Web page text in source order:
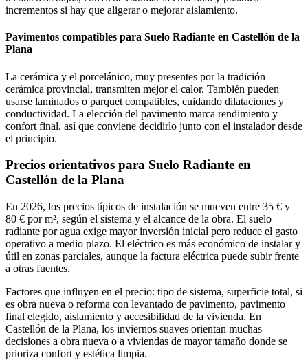
incrementos si hay que aligerar o mejorar aislamiento.
Pavimentos compatibles para Suelo Radiante en Castellón de la
Plana
La cerámica y el porcelánico, muy presentes por la tradición
cerámica provincial, transmiten mejor el calor. También pueden
usarse laminados o parquet compatibles, cuidando dilataciones y
conductividad. La elección del pavimento marca rendimiento y
confort final, así que conviene decidirlo junto con el instalador desde
el principio.
Precios orientativos para Suelo Radiante en
Castellón de la Plana
En 2026, los precios típicos de instalación se mueven entre 35 € y
80 € por m², según el sistema y el alcance de la obra. El suelo
radiante por agua exige mayor inversión inicial pero reduce el gasto
operativo a medio plazo. El eléctrico es más económico de instalar y
útil en zonas parciales, aunque la factura eléctrica puede subir frente
a otras fuentes.
Factores que influyen en el precio: tipo de sistema, superficie total, si
es obra nueva o reforma con levantado de pavimento, pavimento
final elegido, aislamiento y accesibilidad de la vivienda. En
Castellón de la Plana, los inviernos suaves orientan muchas
decisiones a obra nueva o a viviendas de mayor tamaño donde se
prioriza confort y estética limpia.